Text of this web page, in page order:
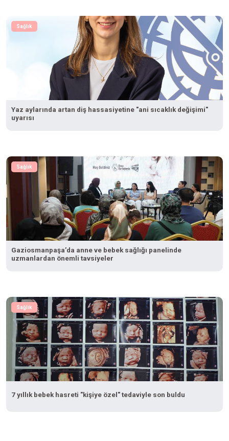
Sağlık
Yaz aylarında artan diş hassasiyetine "ani sıcaklık değişimi"
uyarısı
Sağlık
Gaziosmanpaşa’da anne ve bebek sağlığı panelinde
uzmanlardan önemli tavsiyeler
Sağlık
7 yıllık bebek hasreti "kişiye özel" tedaviyle son buldu